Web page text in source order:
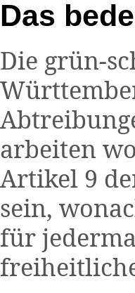
Das
Die grün-
arbeiten
Artikel 9
sein,
für